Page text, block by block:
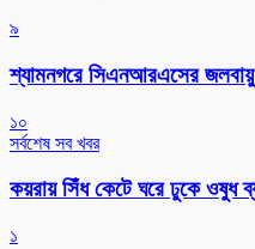
৯
শ্যামনগরে সিএনআরএসের
১০
সর্বশেষ সব খবর
কয়রায় সিঁধ কেটে ঘরে ঢুকে ওষুধ
১